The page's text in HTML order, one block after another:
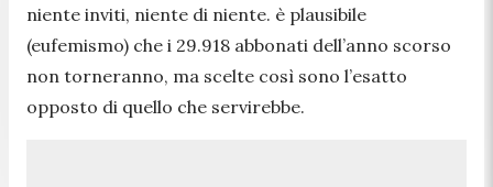
niente inviti, niente di niente. è plausibile
(eufemismo) che i 29.918 abbonati dell’anno scorso
non torneranno, ma scelte così sono l’esatto
opposto di quello che servirebbe.